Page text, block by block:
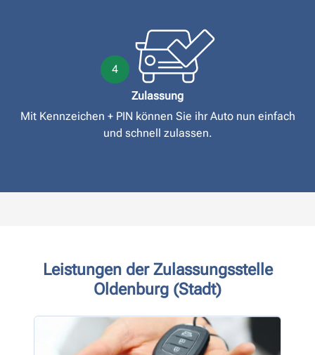
4
Zulassung
Mit Kennzeichen + PIN können Sie ihr Auto nun einfach
und schnell zulassen.
Leistungen der Zulassungsstelle
Oldenburg (Stadt)